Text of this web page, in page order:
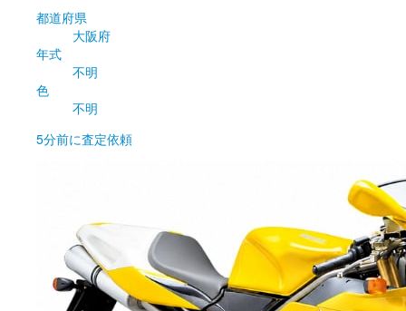
都道府県
大阪府
年式
不明
色
不明
5分前に査定依頼